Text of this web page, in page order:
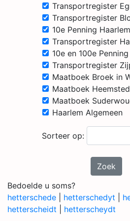
Transportregister
Transportregister
10e Penning Haarlem
Transportregister
10e en 100e
Transportregister
Maatboek Broek in
Maatboek
Maatboek
Haarlem Algemeen
Sorteer op:
Zoek
Bedoelde u soms?
hetterschede
hetterschedyt
hetterscheidt
hetterscheydt